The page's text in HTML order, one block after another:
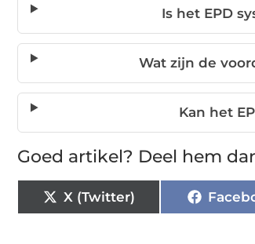
Is het EPD
Wat zijn de
Kan het
Goed artikel? Deel hem
X (Twitter)